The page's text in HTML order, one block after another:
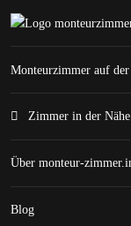
Monteurzimmer auf
Zimmer in der Nähe
Über monteur-
Blog